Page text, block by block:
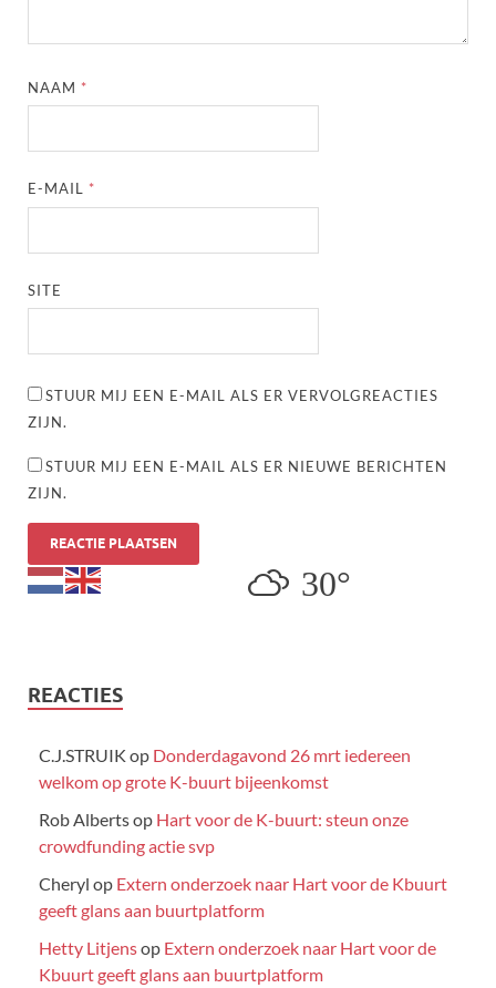
NAAM *
E-MAIL *
SITE
STUUR MIJ EEN E-MAIL ALS ER VERVOLGREACTIES
ZIJN.
STUUR MIJ EEN E-MAIL ALS ER NIEUWE BERICHTEN
ZIJN.
30°
REACTIES
C.J.STRUIK op Donderdagavond 26 mrt iedereen
welkom op grote K-buurt bijeenkomst
Rob Albertsop Hart voor de K-buurt: steun onze
crowdfunding actie svp
Cheryl op Extern onderzoek naar Hart voor de Kbuurt
geeft glans aan buurtplatform
Hetty Litjensop Extern onderzoek naar Hart voor de
Kbuurt geeft glans aan buurtplatform